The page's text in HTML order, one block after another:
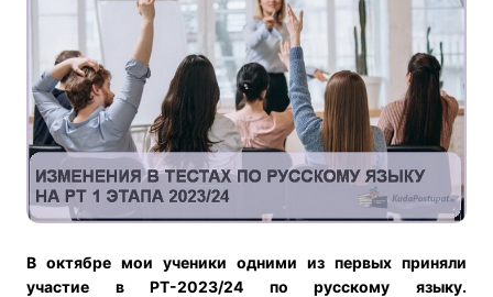
В октябре мои ученики одними из первых приняли
участие в РТ-2023/24 по русскому языку.